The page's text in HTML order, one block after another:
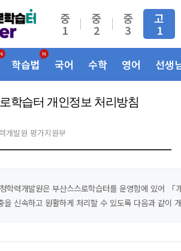
중
1
중
2
중
3
고
1
학습법 국어 수학 영어 선생
학습터 개인정보 처리방침
개발원 평가지원부
학력개발원은 부산스스로학습터를 운영함에 있어
을 신속하고 원활하게 처리할 수 있도록 다음과 같이